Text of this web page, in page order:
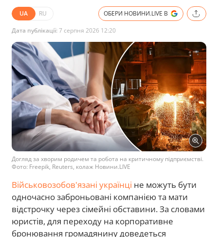
UA RU ОБЕРИ НОВИНИ.LIVE В
Дата публікації:7 серпня 2026 12:20
Догляд за хворим родичем та робота на критичному підприємстві.
Фото: Freepik, Reuters, колаж Новини.LIVE
Військовозобов'язані українці не можуть бути
одночасно заброньовані компанією та мати
відстрочку через сімейні обставини. За словами
юристів, для переходу на корпоративне
бронювання громадянину доведеться